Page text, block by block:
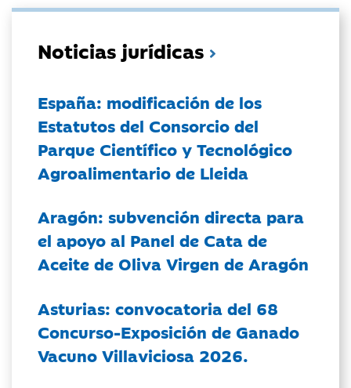
Noticias jurídicas
España: modificación de los
Estatutos del Consorcio del
Parque Científico y Tecnológico
Agroalimentario de Lleida
Aragón: subvención directa para
el apoyo al Panel de Cata de
Aceite de Oliva Virgen de Aragón
Asturias: convocatoria del 68
Concurso-Exposición de Ganado
Vacuno Villaviciosa 2026.